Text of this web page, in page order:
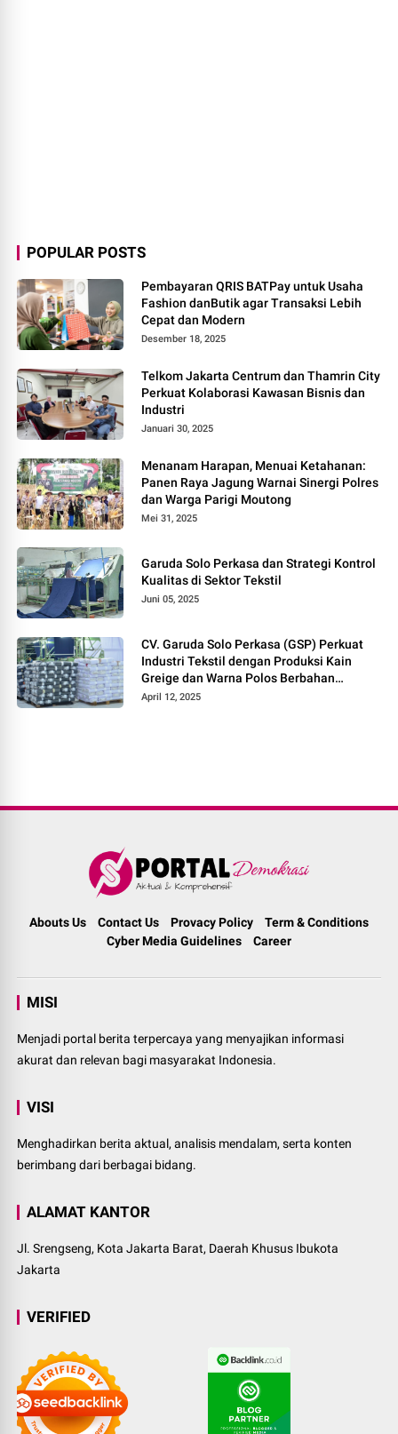
POPULAR POSTS
Pembayaran QRIS BATPay untuk Usaha
Fashion danButik agar Transaksi Lebih
Cepat dan Modern
Desember 18, 2025
Telkom Jakarta Centrum dan Thamrin City
Perkuat Kolaborasi Kawasan Bisnis dan
Industri
Januari 30, 2025
Menanam Harapan, Menuai Ketahanan:
Panen Raya Jagung Warnai Sinergi Polres
dan Warga Parigi Moutong
Mei 31, 2025
Garuda Solo Perkasa dan Strategi Kontrol
Kualitas di Sektor Tekstil
Juni 05, 2025
CV. Garuda Solo Perkasa (GSP) Perkuat
Industri Tekstil dengan Produksi Kain
Greige dan Warna Polos Berbahan
Tetoron Rayon
April 12, 2025
Abouts Us Contact Us Provacy Policy
Term & Conditions
Cyber Media Guidelines
Career
MISI
Menjadi portal berita terpercaya yang menyajikan informasi
akurat dan relevan bagi masyarakat Indonesia.
VISI
Menghadirkan berita aktual, analisis mendalam, serta konten
berimbang dari berbagai bidang.
ALAMAT KANTOR
Jl. Srengseng, Kota Jakarta Barat, Daerah Khusus Ibukota
Jakarta
VERIFIED